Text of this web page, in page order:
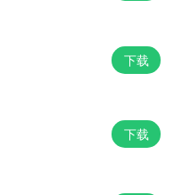
下载
下载